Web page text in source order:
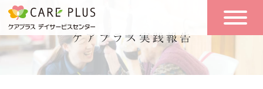
こんな方に
おすすめ
一日の流れ